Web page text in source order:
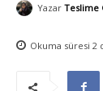
Yazar Teslime
Okuma süresi 2